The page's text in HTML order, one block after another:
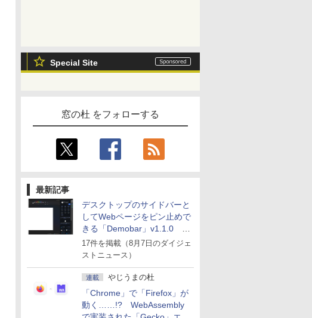
Special Site
窓の杜 をフォローする
最新記事
デスクトップのサイドバーと
してWebページをピン止めで
きる「Demobar」v1.1.0 ほ
か
17件を掲載（8月7日のダイジェ
ストニュース）
連載 やじうまの杜
「Chrome」で「Firefox」が
動く……!? WebAssembly